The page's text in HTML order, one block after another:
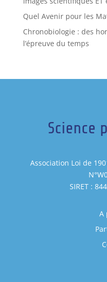
Quel Avenir pour les
Chronobiologie : des
l’épreuve du temps
Science
Association Loi de
SIRET :
A